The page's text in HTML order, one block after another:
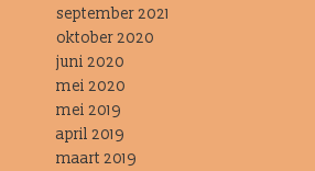
september 2021
oktober 2020
juni 2020
mei 2020
mei 2019
april 2019
maart 2019